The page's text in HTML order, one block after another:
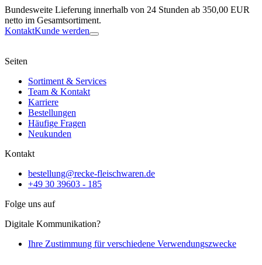
Bundesweite Lieferung innerhalb von 24 Stunden ab 350,00 EUR
netto im Gesamtsortiment.
KontaktKunde werden
Seiten
Sortiment & Services
Team & Kontakt
Karriere
Bestellungen
Häufige Fragen
Neukunden
Kontakt
bestellung@recke-fleischwaren.de
+49 30 39603 - 185
Folge uns auf
Digitale Kommunikation?
Ihre Zustimmung für verschiedene Verwendungszwecke